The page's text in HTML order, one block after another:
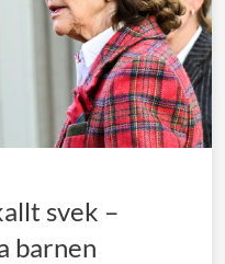
svek –
barnen